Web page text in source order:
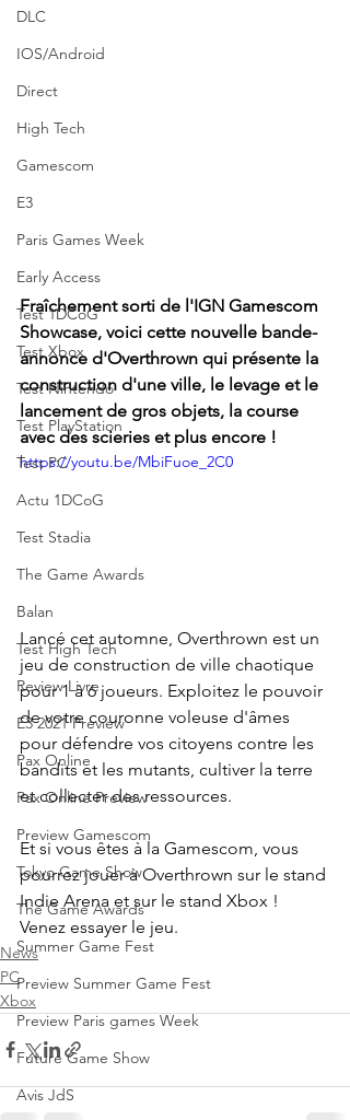
DLC
IOS/Android
Direct
High Tech
Gamescom
E3
Paris Games Week
Early Access
Test 1DCoG
Test Xbox
Test Nintendo
Test PlayStation
Test PC
Actu 1DCoG
Test Stadia
The Game Awards
Balan
Test High Tech
Review Livre
E3 2021 Preview
Pax Online
Pax Online Preview
Preview Gamescom
Tokyo Game Show
The Game Awards
Summer Game Fest
Preview Summer Game Fest
Preview Paris games Week
Future Game Show
Avis JdS
Fraîchement sorti de l'IGN Gamescom
Showcase, voici cette nouvelle bande-
annonce d'Overthrown qui présente la
construction d'une ville, le levage et le
lancement de gros objets, la course
avec des scieries et plus encore !
https://youtu.be/MbiFuoe_2C0
Lancé cet automne, Overthrown est un
jeu de construction de ville chaotique
pour 1 à 6 joueurs. Exploitez le pouvoir
de votre couronne voleuse d'âmes
pour défendre vos citoyens contre les
bandits et les mutants, cultiver la terre
et collecter des ressources.
Et si vous êtes à la Gamescom, vous
pourrez jouer à Overthrown sur le stand
Indie Arena et sur le stand Xbox !
Venez essayer le jeu.
News
PC
Xbox